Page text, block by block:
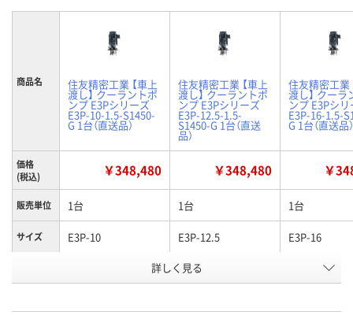
商品名 住友精密工業 【車上
渡し】 クーラントポ
ンプ E3Pシリーズ
E3P-10-1.5-S1450-
G 1台（直送品）
住友精密工業 【車上
渡し】 クーラントポ
ンプ E3Pシリーズ
E3P-12.5-1.5-
S1450-G 1台（直送
品）
住友精密工業
渡し】 クーラ
ンプ E3Pシ
E3P-16-1.5-
G 1台（直送品）
価格
(税込)
￥348,480 ￥348,480 ￥
販売単位 1台 1台 1台
サイズ E3P-10 E3P-12.5 E3P-16
503
RJ14004 RJ14008 RJ14012
詳しく見る